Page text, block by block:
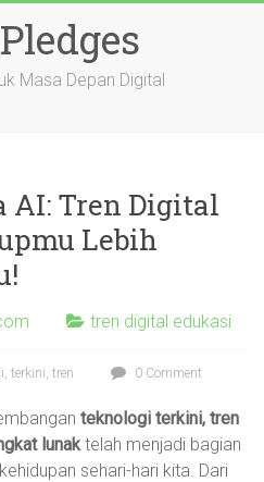
Masa Depan Digital
AI: Tren Digital
Lebih
tren digital edukasi
,terkini,tren 0 Comment
teknologi terkini, tren
lunaktelah menjadi bagian
sehari-hari kita. Dari